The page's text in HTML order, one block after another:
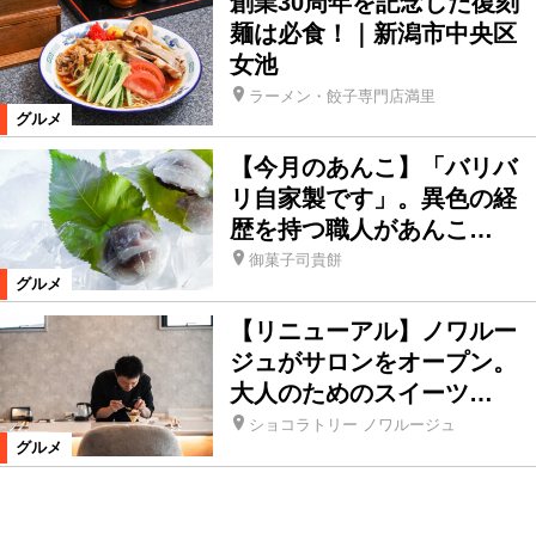
グルメ
麺は必食！｜新潟市中央区
女池
ラーメン・餃子専門店満里
グルメ
【今月のあんこ】「バリバ
リ自家製です」。異色の経
歴を持つ職人があんこ…
御菓子司貴餅
グルメ
【リニューアル】ノワルー
ジュがサロンをオープン。
大人のためのスイーツ…
ショコラトリー ノワルージュ